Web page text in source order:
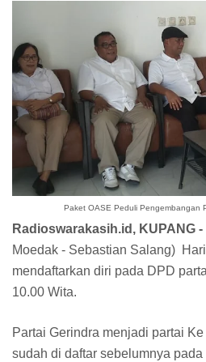
Paket OASE Peduli Pengembangan
Radioswarakasih.id, KUPANG -
Moedak - Sebastian Salang)
mendaftarkan diri pada DPD
10.00 Wita.
Partai Gerindra menjadi partai
sudah di daftar sebelumnya